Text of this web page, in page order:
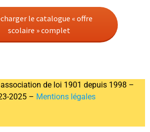
le catalogue « offre
scolaire » complet
de loi 1901 depuis 1998 –
2025 – Mentions légales